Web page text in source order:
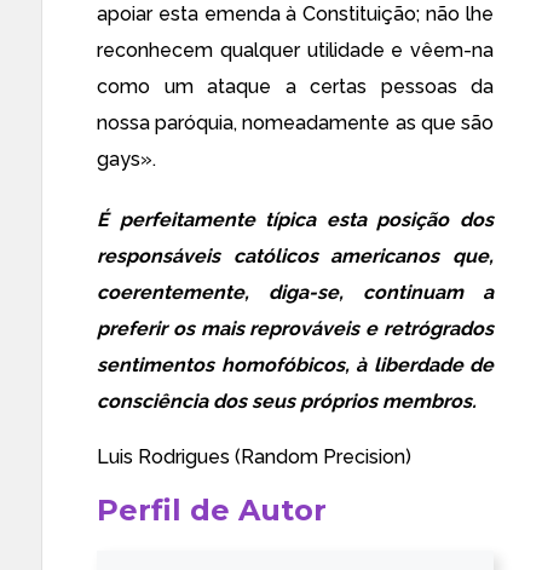
apoiar esta emenda à Constituição; não lhe
reconhecem qualquer utilidade e vêem-na
como um ataque a certas pessoas da
nossa paróquia, nomeadamente as que são
gays».
É perfeitamente típica esta posição dos
responsáveis católicos americanos que,
coerentemente, diga-se, continuam a
preferir os mais reprováveis e retrógrados
sentimentos homofóbicos, à liberdade de
consciência dos seus próprios membros.
Luis Rodrigues (Random Precision)
Perfil de Autor